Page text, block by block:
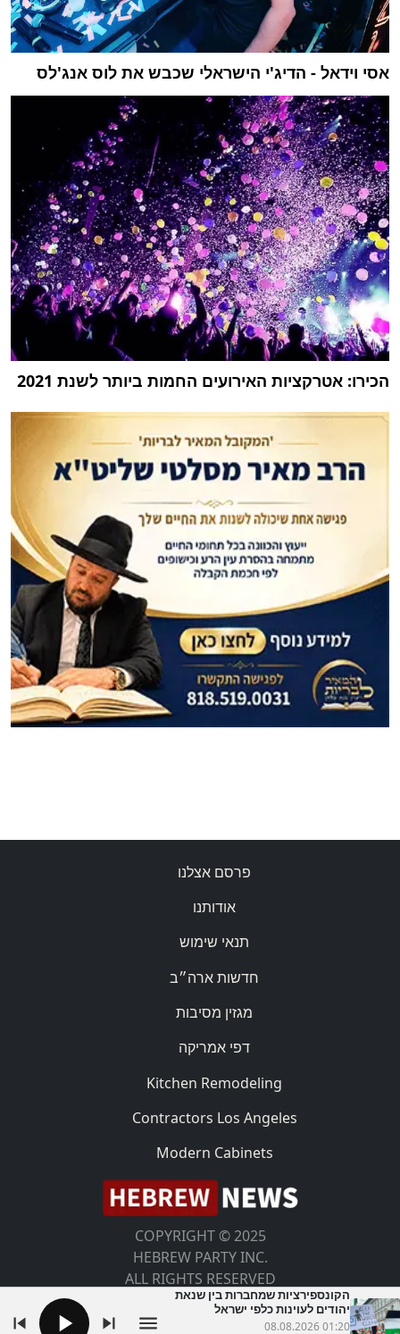
אסי וידאל - הדיג'י הישראלי שכבש את לוס אנג'לס
הכירו: אטרקציות האירועים החמות ביותר לשנת 2021
פרסם אצלנו
אודותנו
תנאי שימוש
חדשות ארה״ב
מגזין מסיבות
דפי אמריקה
Kitchen Remodeling
Contractors Los Angeles
Modern Cabinets
COPYRIGHT © 2025
HEBREW PARTY INC.
ALL RIGHTS RESERVED
הקונספירציות שמחברות בין שנאת
יהודים לעוינות כלפי ישראל
08.08.2026 01:20